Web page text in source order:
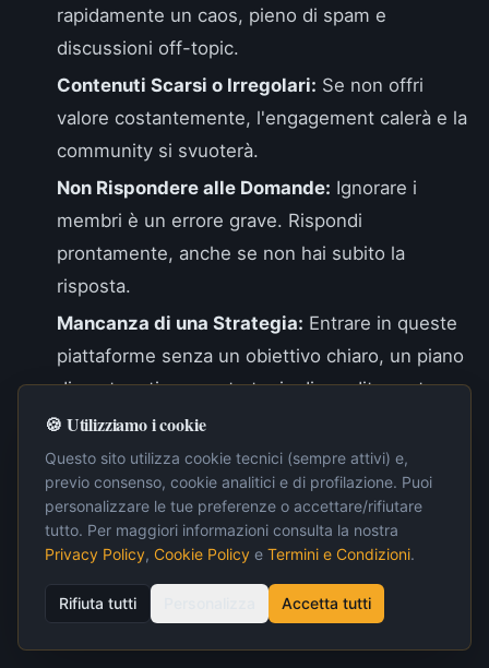
rapidamente un caos, pieno di spam e
discussioni off-topic.
Contenuti Scarsi o Irregolari: Se non offri
valore costantemente, l'engagement calerà e la
community si svuoterà.
Non Rispondere alle Domande: Ignorare i
membri è un errore grave. Rispondi
prontamente, anche se non hai subito la
risposta.
Mancanza di una Strategia: Entrare in queste
piattaforme senza un obiettivo chiaro, un piano
di contenuti e una strategia di vendita porta a
risultati nulli.
Eccessiva Promozione Personale:La
community non è solo un megafono per te.
Coinvolgi gli altri.
Ignorare i Feedback:I feedback dei membri
sono d'oro. Ascolta, impara e adatta la tua
strategia.
🍪 Utilizziamo i cookie
Questo sito utilizza cookie tecnici (sempre attivi) e,
previo consenso, cookie analitici e di profilazione. Puoi
personalizzare le tue preferenze o accettare/rifiutare
tutto. Per maggiori informazioni consulta la nostra
Privacy Policy, Cookie Policy e Termini e Condizioni.
Rifiuta tutti Accetta tutti